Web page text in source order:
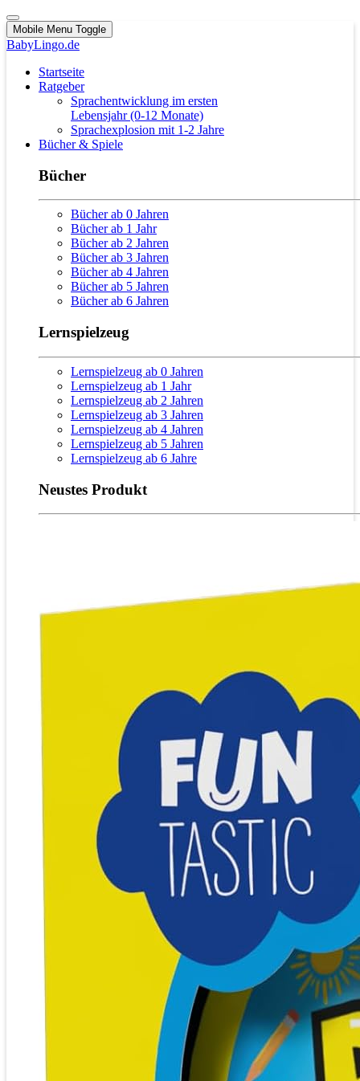
Mobile Menu Toggle
BabyLingo.de
Startseite
Ratgeber
Sprachentwicklung im ersten
Lebensjahr (0-12 Monate)
Sprachexplosion mit 1-2 Jahre
Bücher & Spiele
Bücher
Bücher ab 0 Jahren
Bücher ab 1 Jahr
Bücher ab 2 Jahren
Bücher ab 3 Jahren
Bücher ab 4 Jahren
Bücher ab 5 Jahren
Bücher ab 6 Jahren
Lernspielzeug
Lernspielzeug ab 0 Jahren
Lernspielzeug ab 1 Jahr
Lernspielzeug ab 2 Jahren
Lernspielzeug ab 3 Jahren
Lernspielzeug ab 4 Jahren
Lernspielzeug ab 5 Jahren
Lernspielzeug ab 6 Jahre
Neustes Produkt